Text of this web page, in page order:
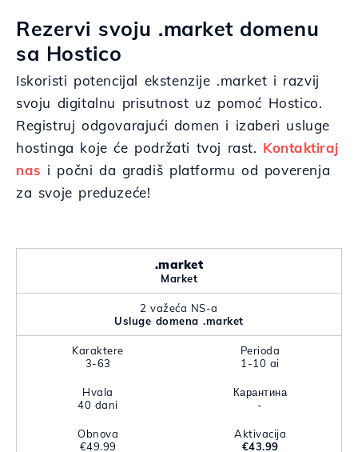
Rezervi svoju .market domenu
sa Hostico
Iskoristi potencijal ekstenzije .market i razvij
svoju digitalnu prisutnost uz pomoć Hostico.
Registruj odgovarajući domen i izaberi usluge
hostinga koje će podržati tvoj rast. Kontaktiraj
nas i počni da gradiš platformu od poverenja
za svoje preduzeće!
.market
Market
2 važeća NS-a
Usluge domena .market
Karaktere
3-63
Perioda
1-10 ai
Hvala
40 dani
Карантина
-
Obnova
€49.99
Aktivacija
€43.99